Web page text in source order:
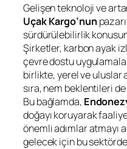
Gelişen teknoloji ve
Uçak Kargo’nun
sürdürülebilirlik
Şirketler, karbon ayak
çevre dostu
birlikte, yerel ve uluslar
sıra, nem beklentileri de
Bu bağlamda,
doğayı koruyarak
önemli adımlar atmayı
gelecek için bu